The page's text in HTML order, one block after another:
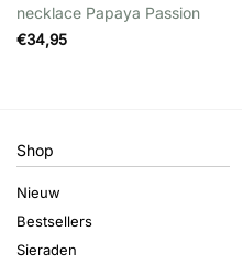
necklace Papaya Passion
€34,95
Shop
Nieuw
Bestsellers
Sieraden